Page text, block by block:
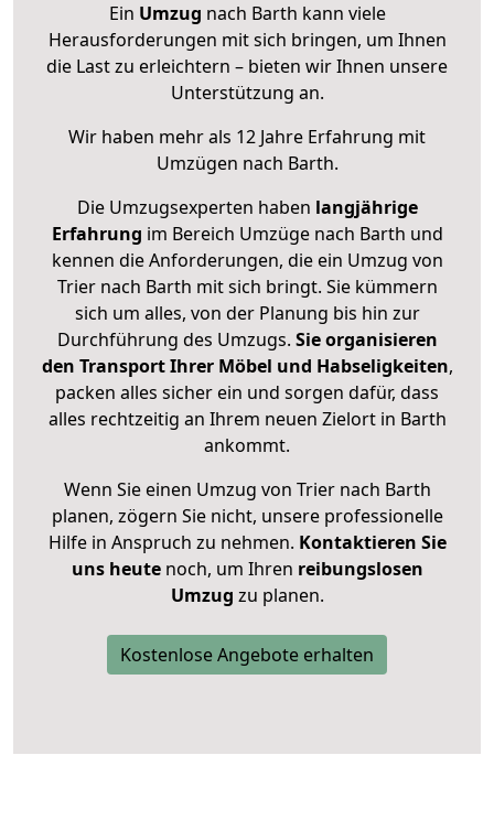
Ein Umzug nach Barth kann viele
Herausforderungen mit sich bringen, um Ihnen
die Last zu erleichtern – bieten wir Ihnen unsere
Unterstützung an.
Wir haben mehr als 12 Jahre Erfahrung mit
Umzügen nach Barth.
Die Umzugsexperten haben langjährige
Erfahrung im Bereich Umzüge nach Barth und
kennen die Anforderungen, die ein Umzug von
Trier nach Barth mit sich bringt. Sie kümmern
sich um alles, von der Planung bis hin zur
Durchführung des Umzugs. Sie organisieren
den Transport Ihrer Möbel und Habseligkeiten,
packen alles sicher ein und sorgen dafür, dass
alles rechtzeitig an Ihrem neuen Zielort in Barth
ankommt.
Wenn Sie einen Umzug von Trier nach Barth
planen, zögern Sie nicht, unsere professionelle
Hilfe in Anspruch zu nehmen. Kontaktieren Sie
uns heutenoch, um Ihren reibungslosen
Umzug zu planen.
Kostenlose Angebote erhalten